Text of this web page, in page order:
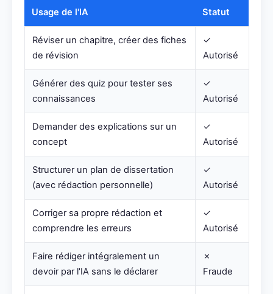
Usage de l'IA Statut
Réviser un chapitre, créer des fiches
de révision
✓
Autorisé
Générer des quiz pour tester ses
connaissances
✓
Autorisé
Demander des explications sur un
concept
✓
Autorisé
Structurer un plan de dissertation
(avec rédaction personnelle)
✓
Autorisé
Corriger sa propre rédaction et
comprendre les erreurs
✓
Autorisé
Faire rédiger intégralement un
devoir par l'IA sans le déclarer
✗
Fraude